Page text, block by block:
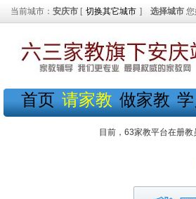
当前城市： 安庆市 [ 切换其它城市 ] 选择城市
首页 请家教 做家教
目前，63家教平台在册教